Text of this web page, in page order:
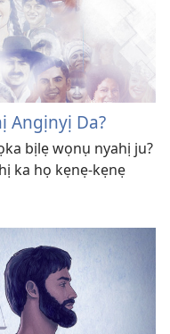
Angịnyị Da?
bịlẹ wọnụ nyahị ju?
ka họ kẹnẹ-kẹnẹ